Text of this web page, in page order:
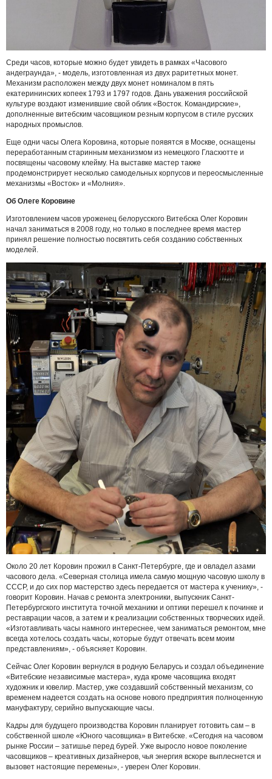
Среди часов, которые можно будет увидеть в рамках «Часового
андеграунда», - модель, изготовленная из двух раритетных монет.
Механизм расположен между двух монет номиналом в пять
екатерининских копеек 1793 и 1797 годов. Дань уважения российской
культуре воздают изменившие свой облик «Восток. Командирские»,
дополненные витебским часовщиком резным корпусом в стиле русских
народных промыслов.
Еще одни часы Олега Коровина, которые появятся в Москве, оснащены
переработанным старинным механизмом из немецкого Гласхютте и
посвящены часовому клейму. На выставке мастер также
продемонстрирует несколько самодельных корпусов и переосмысленные
механизмы «Восток» и «Молния».
Об Олеге Коровине
Изготовлением часов уроженец белорусского Витебска Олег Коровин
начал заниматься в 2008 году, но только в последнее время мастер
принял решение полностью посвятить себя созданию собственных
моделей.
Около 20 лет Коровин прожил в Санкт-Петербурге, где и овладел азами
часового дела. «Северная столица имела самую мощную часовую школу в
СССР, и до сих пор мастерство здесь передается от мастера к ученику», -
говорит Коровин. Начав с ремонта электроники, выпускник Санкт-
Петербургского института точной механики и оптики перешел к починке и
реставрации часов, а затем и к реализации собственных творческих идей.
«Изготавливать часы намного интереснее, чем заниматься ремонтом, мне
всегда хотелось создать часы, которые будут отвечать всем моим
представлениям», - объясняет Коровин.
Сейчас Олег Коровин вернулся в родную Беларусь и создал объединение
«Витебские независимые мастера», куда кроме часовщика входят
художник и ювелир. Мастер, уже создавший собственный механизм, со
временем надеется создать на основе нового предприятия полноценную
мануфактуру, серийно выпускающие часы.
Кадры для будущего производства Коровин планирует готовить сам – в
собственной школе «Юного часовщика» в Витебске. «Сегодня на часовом
рынке России – затишье перед бурей. Уже выросло новое поколение
часовщиков – креативных дизайнеров, чья энергия вскоре выплеснется и
вызовет настоящие перемены», - уверен Олег Коровин.